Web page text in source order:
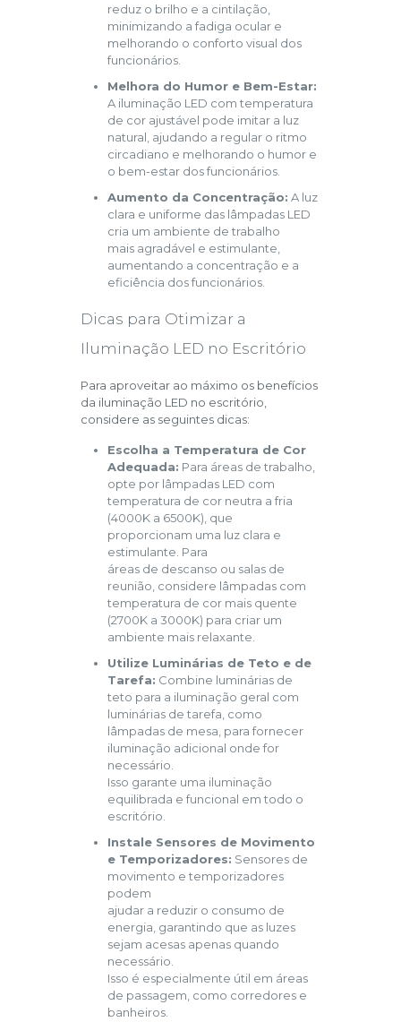
reduz o brilho e a cintilação,
minimizando a fadiga ocular e
melhorando o conforto visual dos
funcionários.
Melhora do Humor e Bem-Estar:
A iluminação LED com temperatura
de cor ajustável pode imitar a luz
natural, ajudando a regular o ritmo
circadiano e melhorando o humor e
o bem-estar dos funcionários.
Aumento da Concentração: A luz
clara e uniforme das lâmpadas LED
cria um ambiente de trabalho
mais agradável e estimulante,
aumentando a concentração e a
eficiência dos funcionários.
Dicas para Otimizar a
Iluminação LED no Escritório
Para aproveitar ao máximo os benefícios
da iluminação LED no escritório,
considere as seguintes dicas:
Escolha a Temperatura de Cor
Adequada: Para áreas de trabalho,
opte por lâmpadas LED com
temperatura de cor neutra a fria
(4000K a 6500K), que
proporcionam uma luz clara e
estimulante. Para
áreas de descanso ou salas de
reunião, considere lâmpadas com
temperatura de cor mais quente
(2700K a 3000K) para criar um
ambiente mais relaxante.
Utilize Luminárias de Teto e de
Tarefa: Combine luminárias de
teto para a iluminação geral com
luminárias de tarefa, como
lâmpadas de mesa, para fornecer
iluminação adicional onde for
necessário.
Isso garante uma iluminação
equilibrada e funcional em todo o
escritório.
Instale Sensores de Movimento
e Temporizadores: Sensores de
movimento e temporizadores
podem
ajudar a reduzir o consumo de
energia, garantindo que as luzes
sejam acesas apenas quando
necessário.
Isso é especialmente útil em áreas
de passagem, como corredores e
banheiros.